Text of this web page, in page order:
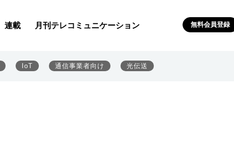
連載 月刊テレコミュニケーション 無料会員登録
IoT 通信事業者向け 光伝送